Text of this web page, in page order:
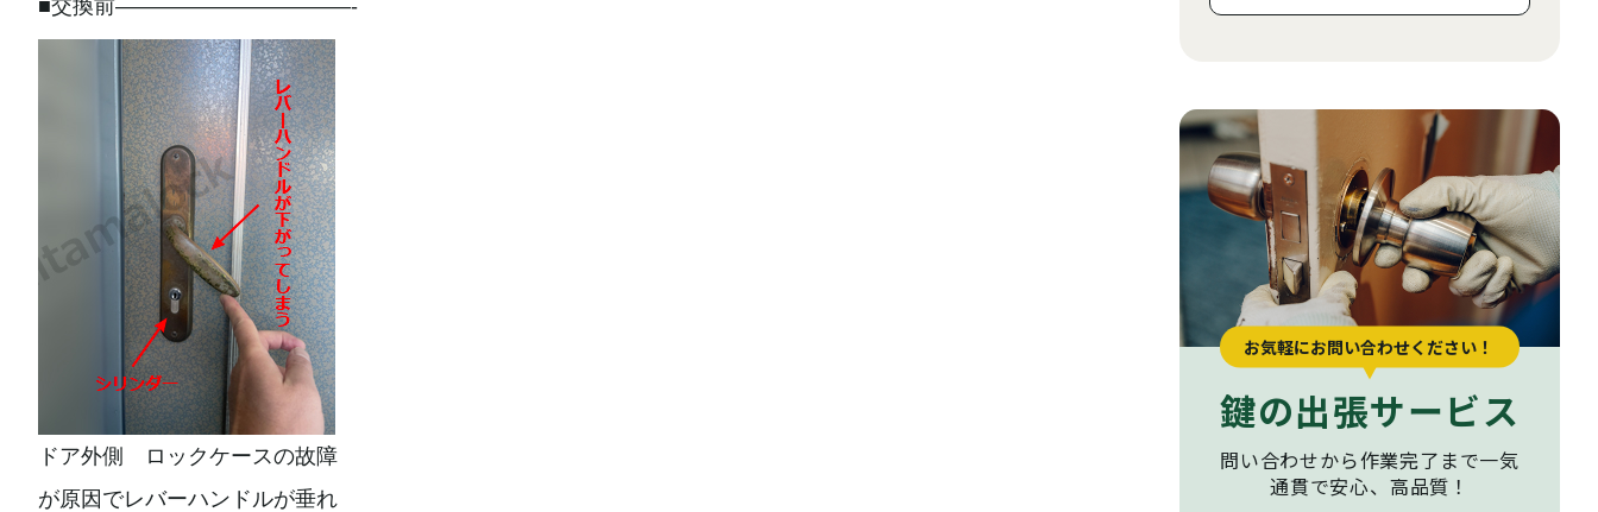
■交換前———————————-
ドア外側 ロックケースの故障
が原因でレバーハンドルが垂れ
お気軽にお問い合わせください！
鍵の出張サービス
問い合わせから作業完了まで一気
通貫で安心、高品質！